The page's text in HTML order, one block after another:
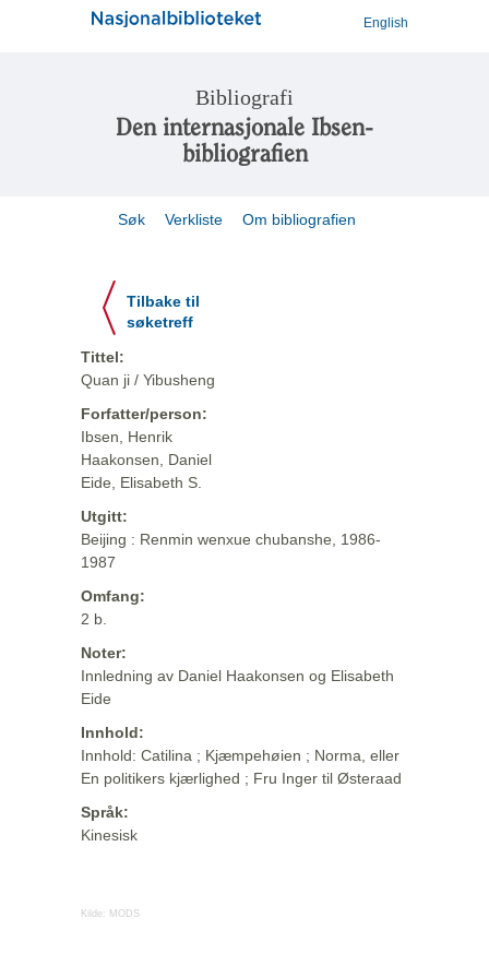
English
Bibliografi
Den internasjonale Ibsen-
bibliografien
Søk Verkliste Om bibliografien
Tilbake til
søketreff
Tittel:
Quan ji / Yibusheng
Forfatter/person:
Ibsen, Henrik
Haakonsen, Daniel
Eide, Elisabeth S.
Utgitt:
Beijing : Renmin wenxue chubanshe, 1986-
1987
Omfang:
2 b.
Noter:
Innledning av Daniel Haakonsen og Elisabeth
Eide
Innhold:
Innhold: Catilina ; Kjæmpehøien ; Norma, eller
En politikers kjærlighed ; Fru Inger til Østeraad
Språk:
Kinesisk
Kilde: MODS